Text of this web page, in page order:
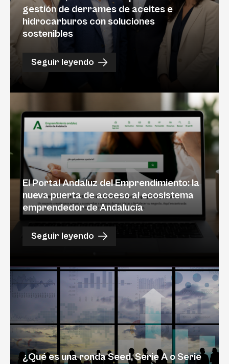
gestión de derrames de aceites e
hidrocarburos con soluciones
sostenibles
Seguir leyendo
El Portal Andaluz del Emprendimiento: la
nueva puerta de acceso al ecosistema
emprendedor de Andalucía
Seguir leyendo
¿Qué es una ronda Seed, Serie A o Serie